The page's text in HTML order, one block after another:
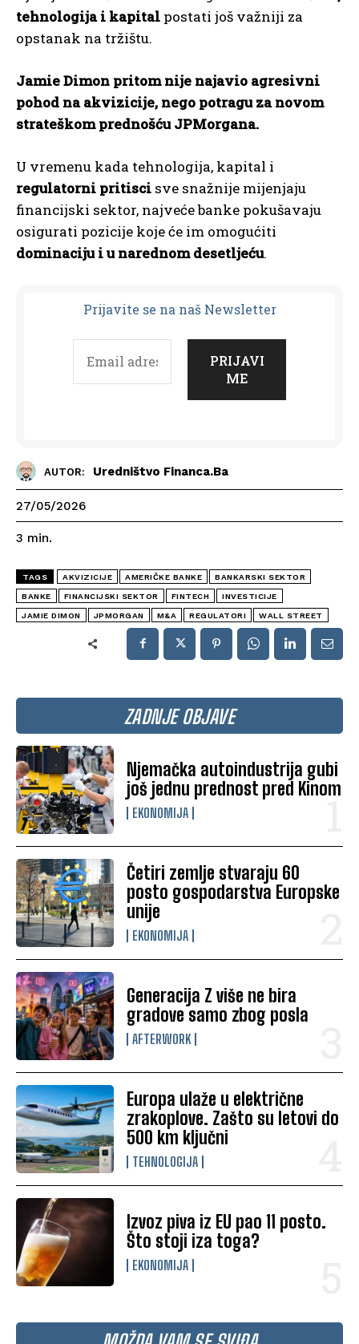
ZADNJE OBJAVE
Njemačka autoindustrija gubi
još jednu prednost pred Kinom
EKONOMIJA
Četiri zemlje stvaraju 60
posto gospodarstva Europske
unije
EKONOMIJA
Generacija Z više ne bira
gradove samo zbog posla
AFTERWORK
Europa ulaže u električne
zrakoplove. Zašto su letovi do
500 km ključni
TEHNOLOGIJA
Izvoz piva iz EU pao 11 posto.
Što stoji iza toga?
EKONOMIJA
tehnologija i kapital postati još važniji za
opstanak na tržištu.
Jamie Dimon pritom nije najavio agresivni
pohod na akvizicije, nego potragu za novom
strateškom prednošću JPMorgana.
U vremenu kada tehnologija, kapital i
regulatorni pritisci sve snažnije mijenjaju
financijski sektor, najveće banke pokušavaju
osigurati pozicije koje će im omogućiti
dominaciju i u narednom desetljeću.
Prijavite se na naš Newsletter
AUTOR: Uredništvo Financa.ba
27/05/2026
3 min.
TAGS AKVIZICIJE AMERIČKE BANKE BANKARSKI SEKTOR
BANKE FINANCIJSKI SEKTOR FINTECH INVESTICIJE
JAMIE DIMON JPMORGAN M&A REGULATORI WALL STREET